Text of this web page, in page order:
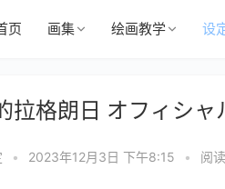
页 画集 绘画教学 设
格朗日 オフィシャ
• 2023年12月3日 下午8:15 • 阅